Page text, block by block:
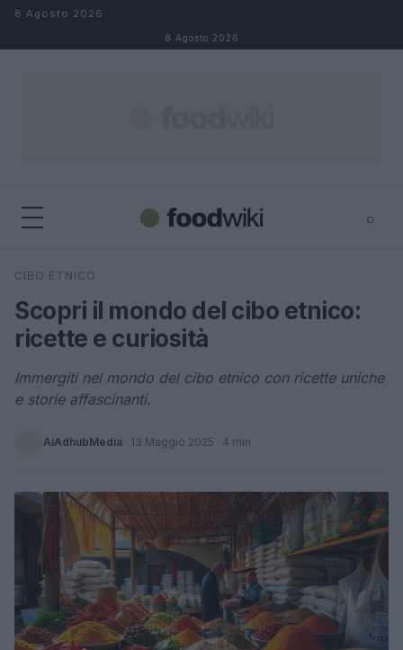
Salta al contenuto
8 Agosto 2026
8 Agosto 2026
⌕
Cerca
CIBO ETNICO
Scopri il mondo del cibo etnico:
ricette e curiosità
Immergiti nel mondo del cibo etnico con ricette uniche
e storie affascinanti.
AiAdhubMedia · 13 Maggio 2025 · 4 min